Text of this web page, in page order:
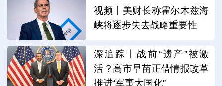
视频丨美财长称霍尔木兹海
峡将逐步失去战略重要性
深追踪丨战前“遗产”被激
活？高市早苗正借情报改革
推进“军事大国化”